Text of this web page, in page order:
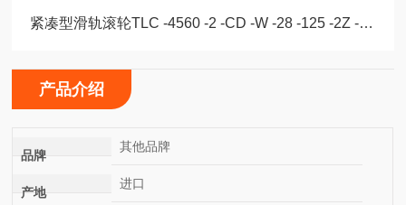
紧凑型滑轨滚轮TLC -4560 -2 -CD -W -28 -125 -2Z -B -NIC
产品介绍
品牌
其他品牌
产地
进口